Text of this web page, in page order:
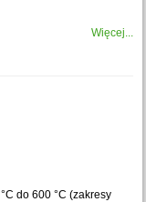
Więcej...
do 600 °C (zakresy